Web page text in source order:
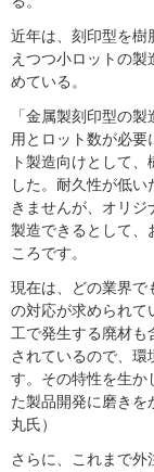
近年は、刻印型を樹
えつつ小ロットの
めている。
「金属製刻印型の
用とロット数が必要
ト製造向けとして
した。耐久性が低
きませんが、オリジ
製造できるとして、
ころです。
現在は、どの業界で
の対応が求められて
工で発生する廃材
されているので、環
す。その特性を生か
た製品開発に磨きを
丸氏）
さらに、これまで外